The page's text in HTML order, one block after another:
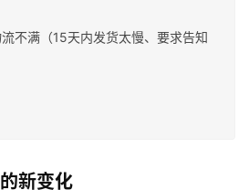
不满（15天内发货太慢、要求告知
新变化